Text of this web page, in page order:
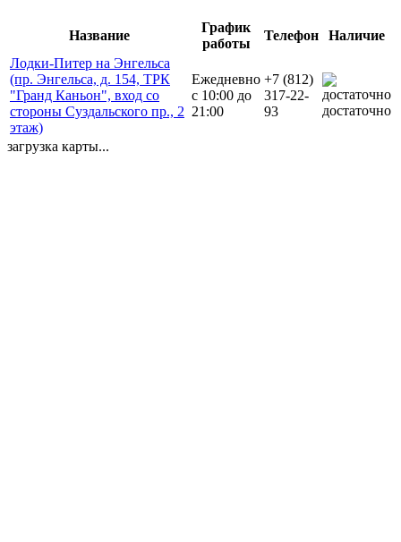
Название
График
работы
Телефон
Наличие
Лодки-Питер на Энгельса
(пр. Энгельса, д. 154, ТРК
"Гранд Каньон", вход со
стороны Суздальского пр., 2
этаж)
Ежедневно
с 10:00 до
21:00
+7 (812)
317-22-
93
достаточно
загрузка карты...